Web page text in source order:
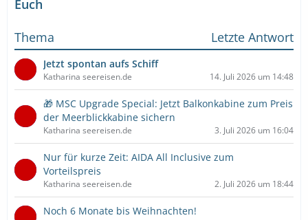
Euch
Thema
Letzte Antwort
Jetzt spontan aufs Schiff
Katharina seereisen.de 14. Juli 2026 um 14:48
🎁 MSC Upgrade Special: Jetzt Balkonkabine zum Preis
der Meerblickkabine sichern
Katharina seereisen.de 3. Juli 2026 um 16:04
Nur für kurze Zeit: AIDA All Inclusive zum
Vorteilspreis
Katharina seereisen.de 2. Juli 2026 um 18:44
Noch 6 Monate bis Weihnachten!